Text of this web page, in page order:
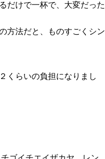
だけで一杯で、大変だった
方法だと、ものすごくシン
くらいの負担になりまし